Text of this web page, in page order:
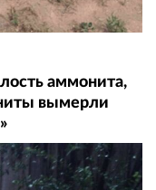
аммонита,
вымерли